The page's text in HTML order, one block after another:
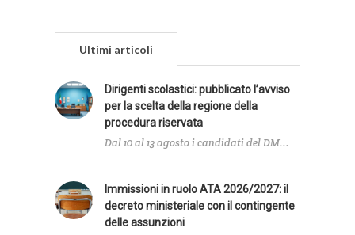
Ultimi articoli
Dirigenti scolastici: pubblicato l’avviso
per la scelta della regione della
procedura riservata
Dal 10 al 13 agosto i candidati del DM...
Immissioni in ruolo ATA 2026/2027: il
decreto ministeriale con il contingente
delle assunzioni